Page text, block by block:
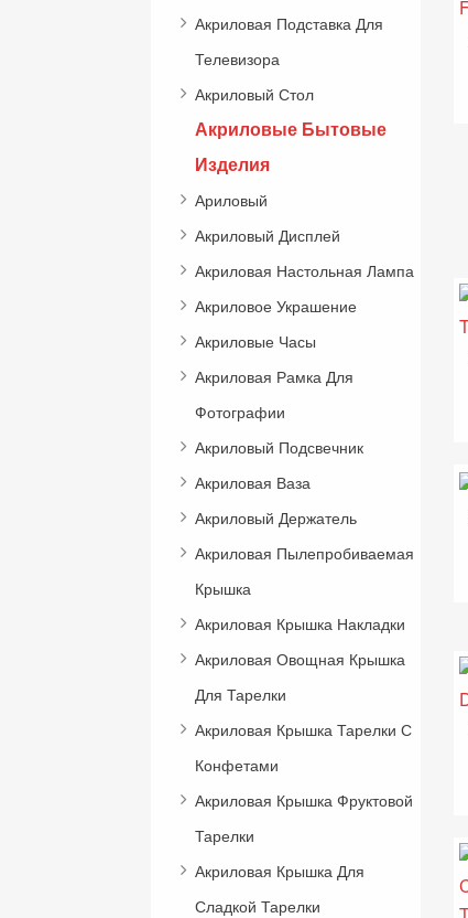
Акриловая Подставка Для
Телевизора
Акриловый Стол
Акриловые Бытовые
Изделия
Ариловый
Акриловый Дисплей
Акриловая Настольная Лампа
Акриловое Украшение
Акриловые Часы
Акриловая Рамка Для
Фотографии
Акриловый Подсвечник
Акриловая Ваза
Акриловый Держатель
Акриловая Пылепробиваемая
Крышка
Акриловая Крышка Накладки
Акриловая Овощная Крышка
Для Тарелки
Акриловая Крышка Тарелки С
Конфетами
Акриловая Крышка Фруктовой
Тарелки
Акриловая Крышка Для
Сладкой Тарелки